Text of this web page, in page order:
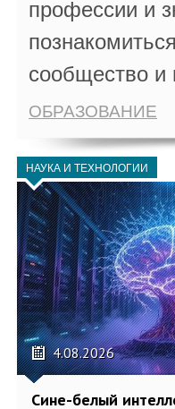
профессии и
сообщество и
ОБРАЗОВАНИЕ
НАУКА И ТЕХНОЛОГИИ
4.08.2026
Сине-белый